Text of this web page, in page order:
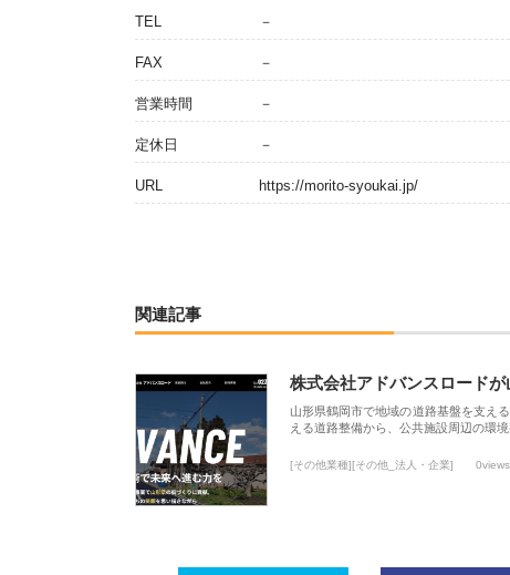
TEL －
FAX －
営業時間 －
定休日 －
URL https://morito-syoukai.jp/
関連記事
株式会社アドバンスロード
山形県鶴岡市で地域の道路基盤を支え
える道路整備から、公共施設周辺の環
[その他業種][その他_法人・企業] 0views